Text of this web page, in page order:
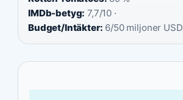
IMDb-betyg: 7,7/10 ·
Budget/Intäkter: 6/50 miljoner USD